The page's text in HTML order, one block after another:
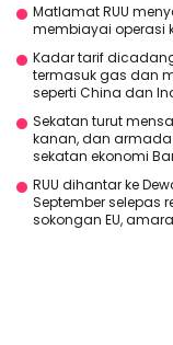
Matlamat RUU
membiayai operasi
Kadar tarif
termasuk gas dan
seperti China dan
Sekatan turut
kanan, dan
sekatan ekonomi
RUU dihantar ke
September selepas
sokongan EU,